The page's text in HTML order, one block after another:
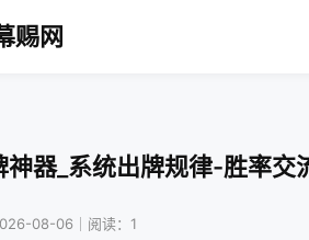
赐网
器_系统出牌规律-胜率交
08-06｜阅读：1